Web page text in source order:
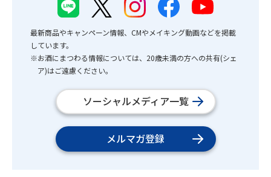
最新商品やキャンペーン情報、CMやメイキング動画などを掲載
しています。
※お酒にまつわる情報については、20歳未満の方への共有(シェ
ア)はご遠慮ください。
ソーシャルメディア一覧
メルマガ登録